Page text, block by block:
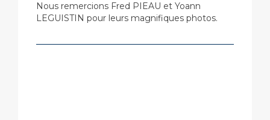
Nous remercions Fred PIEAU et Yoann
LEGUISTIN pour leurs magnifiques photos.